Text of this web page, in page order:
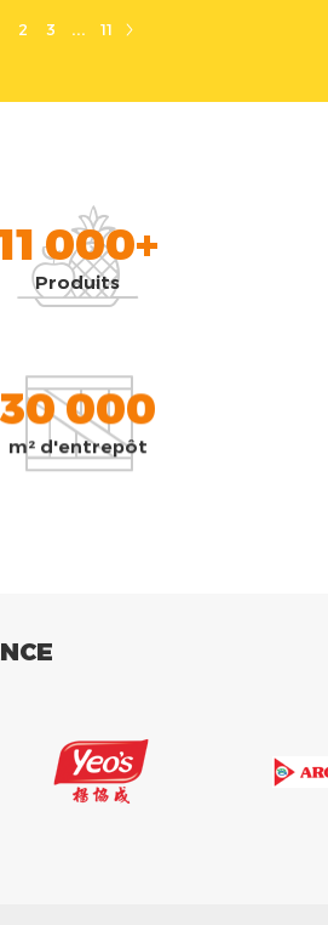
2 3 11
000+
Produits
30 000
m² d'entrepôt